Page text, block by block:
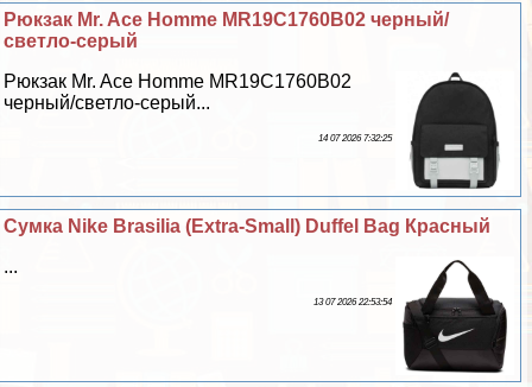
Рюкзак Mr. Ace Homme MR19C1760B02 черный/
светло-серый
Рюкзак Mr. Ace Homme MR19C1760B02
черный/светло-серый...
14 07 2026 7:32:25
Сумка Nike Brasilia (Extra-Small) Duffel Bag Красный
...
13 07 2026 22:53:54